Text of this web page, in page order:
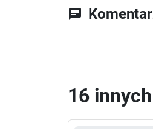
chat
16